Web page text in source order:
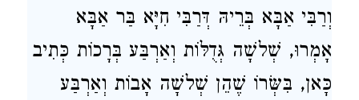
וְרַבִּי אַבָּא בְּרֵיהּ דְּרַבִּי חִיָּא בַּר אַבָּא
אָמְרוּ, שְׁלשָׁה גְּדֻלּוֹת וְאַרְבַּע בְּרָכוֹת כְּתִיב
כָּאן, בִּשְּׂרוֹ שֶׁהֵן שְׁלשָׁה אָבוֹת וְאַרְבַּע